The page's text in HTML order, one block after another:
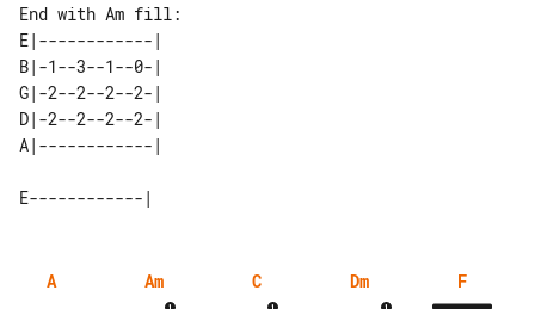
End with Am fill:
E|------------|
B|-1--3--1--0-|
G|-2--2--2--2-|
D|-2--2--2--2-|
A Am C Dm F